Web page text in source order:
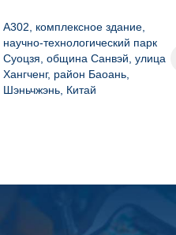
A302, комплексное здание,
научно-технологический парк
Суоцзя, община Санвэй, улица
Хангченг, район Баоань,
Шэньчжэнь, Китай